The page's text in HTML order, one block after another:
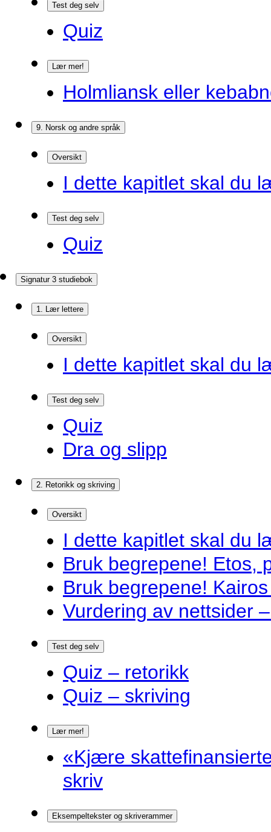
Test deg selv
Quiz
Lær mer!
Holmliansk eller
9. Norsk og andre språk
Oversikt
I dette kapitlet skal du
Test deg selv
Quiz
Signatur 3 studiebok
1. Lær lettere
Oversikt
I dette kapitlet skal du
Test deg selv
Quiz
Dra og slipp
2. Retorikk og skriving
Oversikt
I dette kapitlet skal du
Bruk begrepene! Etos,
Bruk begrepene!
Vurdering av nettsider
Test deg selv
Quiz – retorikk
Quiz – skriving
Lær mer!
«Kjære
skriv
Eksempeltekster og skriverammer